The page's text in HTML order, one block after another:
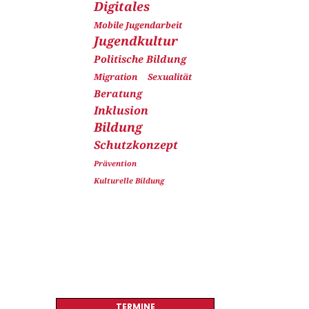
Digitales
Mobile Jugendarbeit
Jugendkultur
Politische Bildung
Migration Sexualität
Beratung
Inklusion
Bildung
Schutzkonzept
Prävention
Kulturelle Bildung
TERMINE